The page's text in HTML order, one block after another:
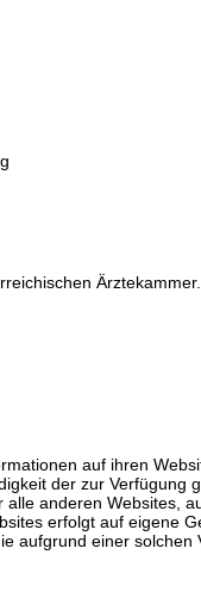
Ärztekammer.
auf ihren
der zur Verfügung
anderen Websites,
erfolgt auf eigene
aufgrund einer solchen